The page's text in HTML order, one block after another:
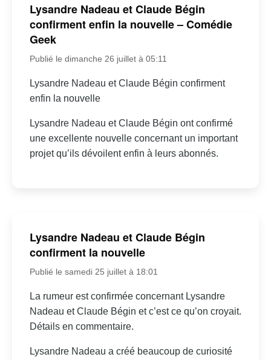
Lysandre Nadeau et Claude Bégin
confirment enfin la nouvelle – Comédie
Geek
Publié le dimanche 26 juillet à 05:11
Lysandre Nadeau et Claude Bégin confirment
enfin la nouvelle
Lysandre Nadeau et Claude Bégin ont confirmé
une excellente nouvelle concernant un important
projet qu’ils dévoilent enfin à leurs abonnés.
Lysandre Nadeau et Claude Bégin
confirment la nouvelle
Publié le samedi 25 juillet à 18:01
La rumeur est confirmée concernant Lysandre
Nadeau et Claude Bégin et c’est ce qu’on croyait.
Détails en commentaire.
Lysandre Nadeau a créé beaucoup de curiosité